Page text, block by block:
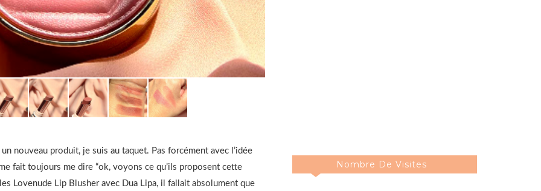
nouveau produit, je suis au taquet. Pas forcément avec l’idée
fait toujours me dire “ok, voyons ce qu’ils proposent cette
Lovenude Lip Blusher avec Dua Lipa, il fallait absolument que
Nombre De Visites